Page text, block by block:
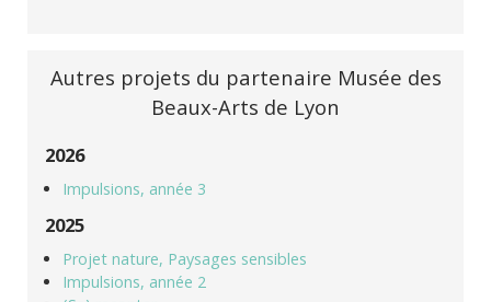
Autres projets du partenaire Musée des
Beaux-Arts de Lyon
2026
Impulsions, année 3
2025
Projet nature, Paysages sensibles
Impulsions, année 2